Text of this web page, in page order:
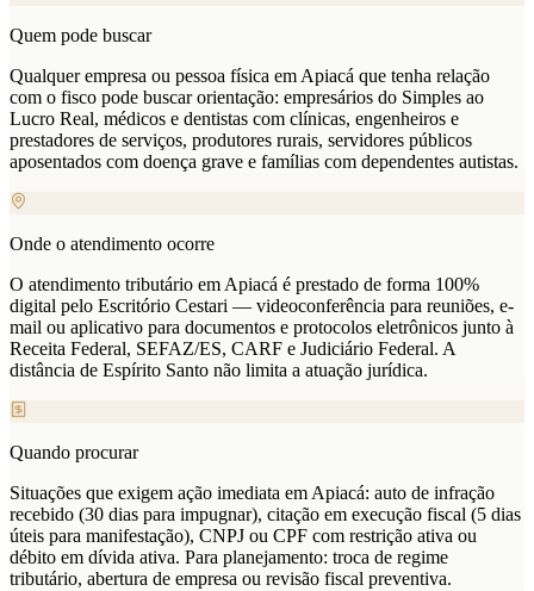
Quem pode buscar
Qualquer empresa ou pessoa física em Apiacá que tenha relação
com o fisco pode buscar orientação: empresários do Simples ao
Lucro Real, médicos e dentistas com clínicas, engenheiros e
prestadores de serviços, produtores rurais, servidores públicos
aposentados com doença grave e famílias com dependentes autistas.
Onde o atendimento ocorre
O atendimento tributário em Apiacá é prestado de forma 100%
digital pelo Escritório Cestari — videoconferência para reuniões, e-
mail ou aplicativo para documentos e protocolos eletrônicos junto à
Receita Federal, SEFAZ/ES, CARF e Judiciário Federal. A
distância de Espírito Santo não limita a atuação jurídica.
Quando procurar
Situações que exigem ação imediata em Apiacá: auto de infração
recebido (30 dias para impugnar), citação em execução fiscal (5 dias
úteis para manifestação), CNPJ ou CPF com restrição ativa ou
débito em dívida ativa. Para planejamento: troca de regime
tributário, abertura de empresa ou revisão fiscal preventiva.